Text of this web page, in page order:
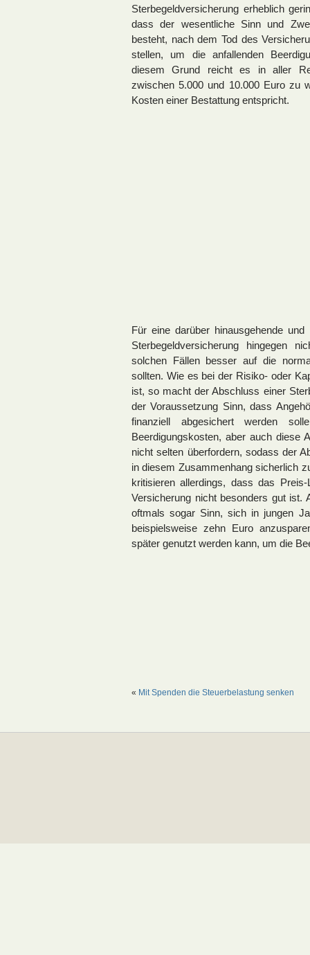
Sterbegeldversicherung erheblich
dass der wesentliche Sinn und
besteht, nach dem Tod des
stellen, um die anfallenden
diesem Grund reicht es in aller
zwischen 5.000 und 10.000 Euro zu
Kosten einer Bestattung entspricht.
Für eine darüber hinausgehende
Sterbegeldversicherung hingegen
solchen Fällen besser auf die
sollten. Wie es bei der Risiko- oder
ist, so macht der Abschluss einer
der Voraussetzung Sinn, dass
finanziell abgesichert werden
Beerdigungskosten, aber auch diese
nicht selten überfordern, sodass der
in diesem Zusammenhang sicherlich
kritisieren allerdings, dass das
Versicherung nicht besonders gut
oftmals sogar Sinn, sich in jungen
beispielsweise zehn Euro
später genutzt werden kann, um die
« Mit Spenden die Steuerbelastung senken